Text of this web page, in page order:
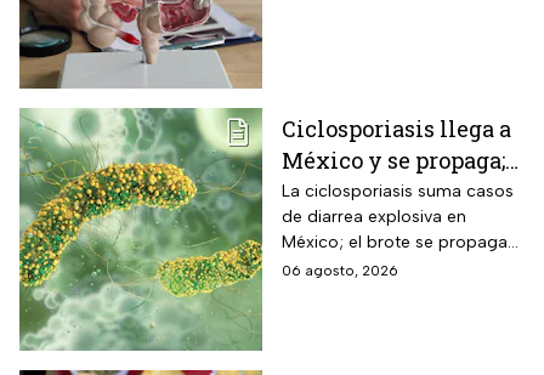
Ciclosporiasis llega a
México y se propaga;
activan protocolos
para revisar frutas y
verduras
La ciclosporiasis suma casos
de diarrea explosiva en
México; el brote se propaga
en el territorio nacional
06 agosto, 2026